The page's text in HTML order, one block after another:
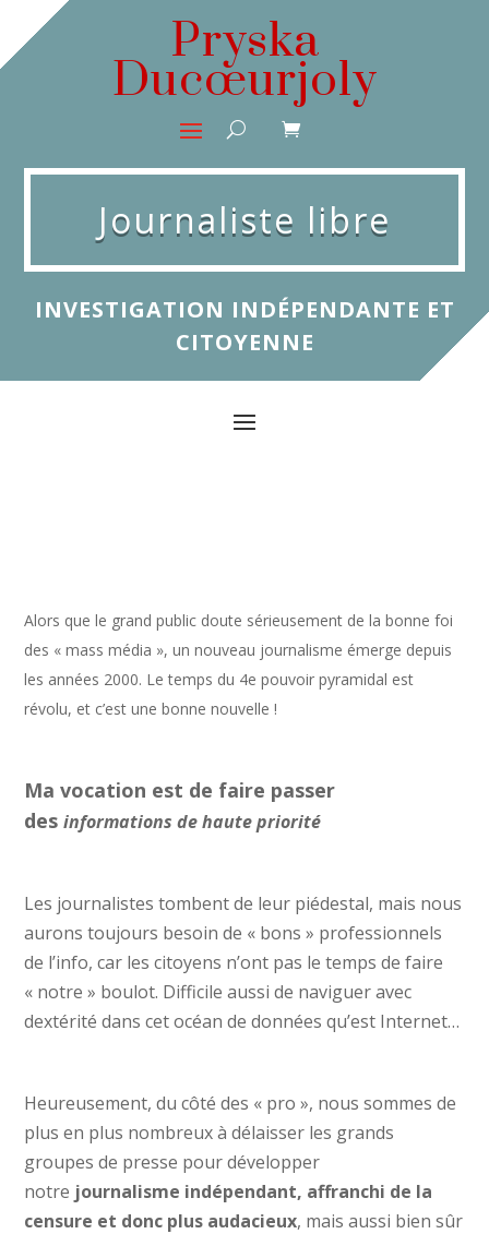
Pryska
Ducœurjoly
Journaliste libre
INVESTIGATION INDÉPENDANTE ET
CITOYENNE
Alors que le grand public doute sérieusement de la bonne foi
des « mass média », un nouveau journalisme émerge depuis
les années 2000. Le temps du 4e pouvoir pyramidal est
révolu, et c’est une bonne nouvelle !
Ma vocation est de faire passer
desinformations de haute priorité
Les journalistes tombent de leur piédestal, mais nous
aurons toujours besoin de « bons » professionnels
de l’info, car les citoyens n’ont pas le temps de faire
« notre » boulot. Difficile aussi de naviguer avec
dextérité dans cet océan de données qu’est Internet…
Heureusement, du côté des « pro », nous sommes de
plus en plus nombreux à délaisser les grands
groupes de presse pour développer
notre journalisme indépendant, affranchi de la
censure et donc plus audacieux, mais aussi bien sûr